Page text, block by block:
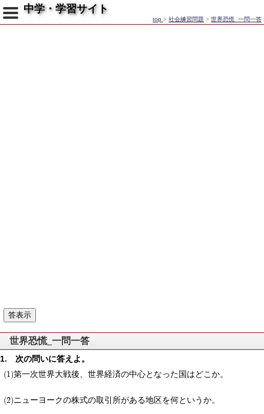
中学・学習サイト
top > 社会練習問題 > 世界恐慌_一問一答
世界恐慌_一問一答
次の問いに答えよ。
第一次世界大戦後、世界経済の中心となった国はどこか。
ニューヨークの株式の取引所がある地区を何というか。